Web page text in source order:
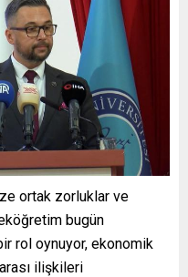
ortak zorluklar ve
bugün
rol oynuyor, ekonomik
ilişkileri